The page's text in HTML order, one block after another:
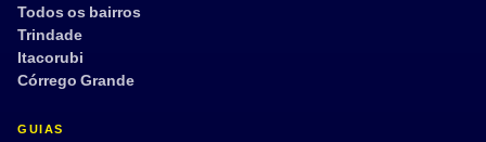
Todos os bairros
Trindade
Itacorubi
Córrego Grande
GUIAS